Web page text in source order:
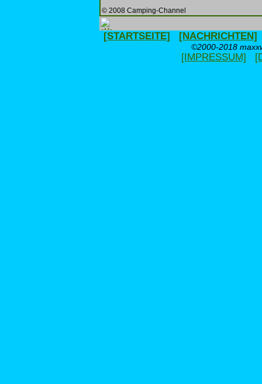
© 2008 Camping-Channel
[STARTSEITE] [NACHRICHTEN]
©2000-2018
[IMPRESSUM]